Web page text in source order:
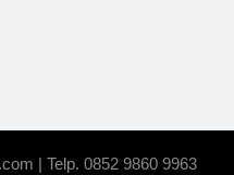
| Telp. 0852 9860 9963